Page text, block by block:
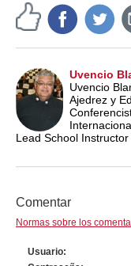
Uvencio
Uvencio
Ajedrez y
Lead School Instructor
Comentar
Normas sobre los
Usuario